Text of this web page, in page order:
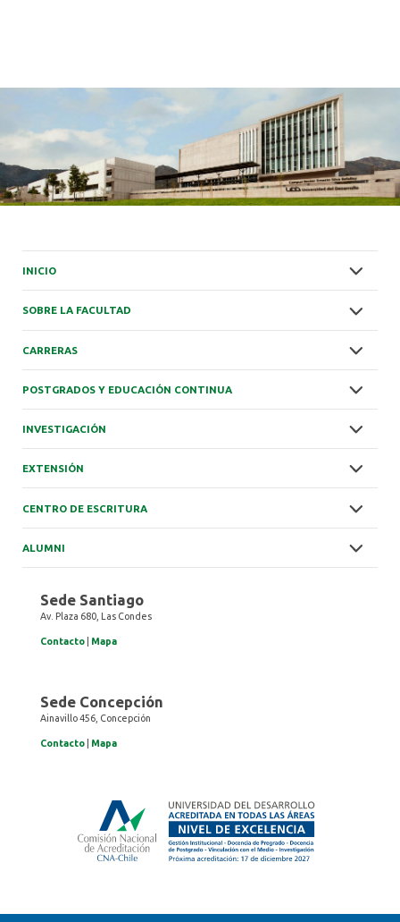
INICIO
SOBRE LA FACULTAD
CARRERAS
POSTGRADOS Y EDUCACIÓN CONTINUA
INVESTIGACIÓN
EXTENSIÓN
CENTRO DE ESCRITURA
ALUMNI
Sede Santiago
Av. Plaza 680, Las Condes
Contacto Mapa
Sede Concepción
Ainavillo 456, Concepción
Contacto Mapa